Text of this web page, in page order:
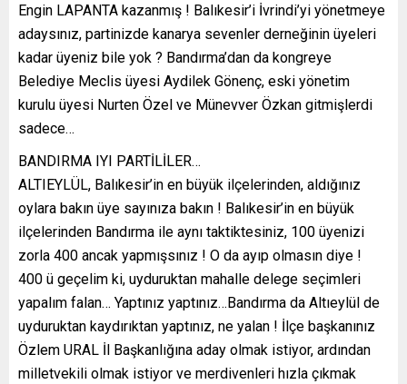
Engin LAPANTA kazanmış ! Balıkesir’i İvrindi’yi yönetmeye
adaysınız, partinizde kanarya sevenler derneğinin üyeleri
kadar üyeniz bile yok ? Bandırma’dan da kongreye
Belediye Meclis üyesi Aydilek Gönenç, eski yönetim
kurulu üyesi Nurten Özel ve Münevver Özkan gitmişlerdi
sadece…
BANDIRMA IYI PARTİLİLER…
ALTIEYLÜL, Balıkesir’in en büyük ilçelerinden, aldığınız
oylara bakın üye sayınıza bakın ! Balıkesir’in en büyük
ilçelerinden Bandırma ile aynı taktiktesiniz, 100 üyenizi
zorla 400 ancak yapmışsınız ! O da ayıp olmasın diye !
400 ü geçelim ki, uyduruktan mahalle delege seçimleri
yapalım falan… Yaptınız yaptınız…Bandırma da Altıeylül de
uyduruktan kaydırıktan yaptınız, ne yalan ! İlçe başkanınız
Özlem URAL İl Başkanlığına aday olmak istiyor, ardından
milletvekili olmak istiyor ve merdivenleri hızla çıkmak